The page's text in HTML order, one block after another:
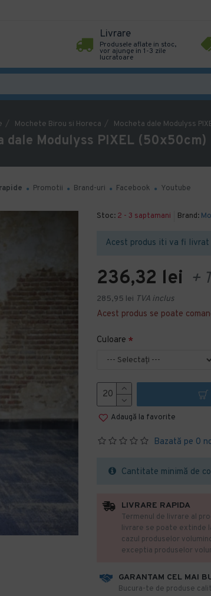
Livrare
Produsele aflate in stoc,
vor ajunge in 1-3 zile
lucratoare
Mochete Birou si Horeca Mocheta dale Modulyss
dale Modulyss PIXEL (50x50cm)
Promotii Brand-uri Facebook Youtube
Stoc: 2 - 3 saptamani Brand:
Acest produs iti va fi
Bazată pe 0
236,32 lei +
285,95 lei TVA inclus
Acest produs se poate
Culoare
Adaugă la favorite
Cantitate minimă de
GARANTAM CEL MAI
​Bucura-te de produse
LIVRARE RAPIDA
Termenul de livrare al
livrare se poate extinde
cazul produselor
exceptia produselor